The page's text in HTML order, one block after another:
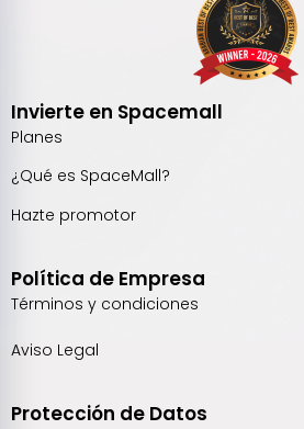
Invierte en Spacemall
Planes
¿Qué es SpaceMall?
Hazte promotor
Política de Empresa
Términos y condiciones
Aviso Legal
Protección de Datos